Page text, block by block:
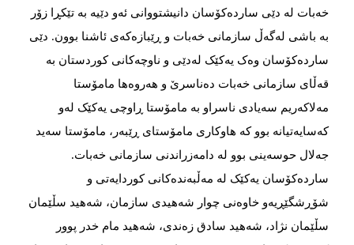
خەبات لە دێی ساردەكۆسان دانیشتووانی ئەو دێیە بە تێكڕا زۆر
بە باشی لەگەڵ سازمانی خەبات و ڕێبازەكەی ئاشنا بوون. دێی
ساردەكۆسان وەک یەكێک لەدێی و ناوچەكانی كوردستان بە
قەڵای سازمانی خەبات دەناسرێ‌ و هەروەها مامۆستا
مەلاكەریم سەیادی ناسراو بە مامۆستا ڕاوچی یەكێک لەو
كەسایەتیانە بوو كە هاوكاری مامۆستای ڕێبەر، مامۆستا سەید
جەلال حوسەینی بوو لە دامەزراندنی سازمانی خەبات.
ساردەكۆسان یەكێک لە مەڵبەندەكانی كوردایەتی و
شۆڕشگێڕیەو خاوەنی چوار شەهیدی سازمان، شەهید سڵێمان
سڵێمان نژاد، شەهید سادق زەندی، شەهید مام خدر پوور